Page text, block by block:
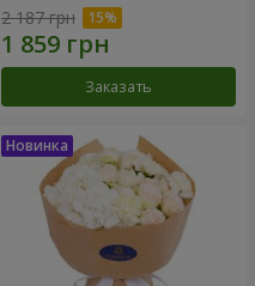
2 187 грн
Заказать